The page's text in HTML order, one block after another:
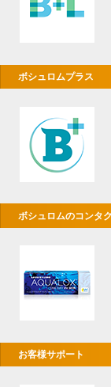
ボシュロムプラス
ボシュロムのコンタ
お客様サポート